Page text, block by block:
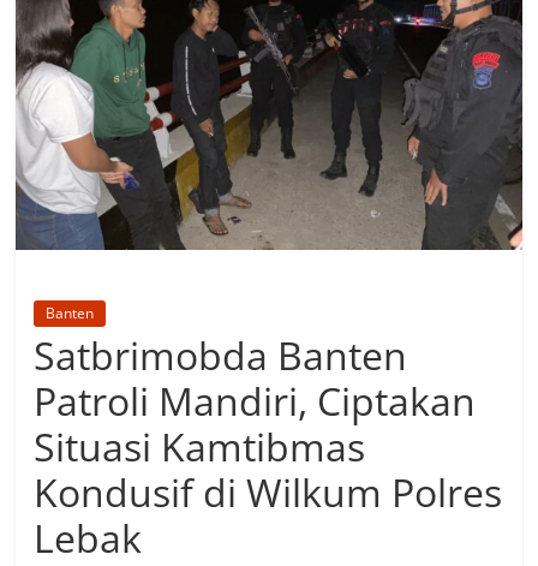
Banten
Satbrimobda Banten
Patroli Mandiri, Ciptakan
Situasi Kamtibmas
Kondusif di Wilkum Polres
Lebak